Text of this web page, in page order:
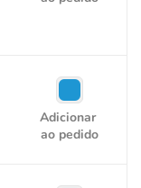
Adicionar
ao pedido